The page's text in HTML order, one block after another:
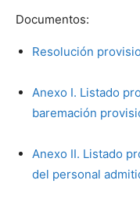
Documentos:
Resolución
Anexo I. Listado
baremación
Anexo II. Listado
del personal